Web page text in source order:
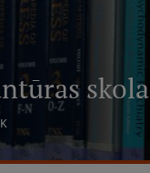
skola